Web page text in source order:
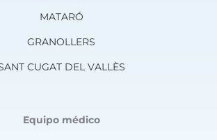
o
k
MATARÓ
GRANOLLERS
CUGAT DEL VALLÈS
Equipo médico